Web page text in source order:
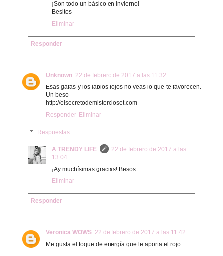
¡Son todo un básico en invierno!
Besitos
Eliminar
Responder
Unknown 22 de febrero de 2017 a las 11:32
Esas gafas y los labios rojos no veas lo que te favorecen.
Un beso
http://elsecretodemistercloset.com
Responder Eliminar
Respuestas
A TRENDY LIFE
22 de febrero de 2017 a las
13:04
¡Ay muchísimas gracias! Besos
Eliminar
Responder
Veronica WOWS 22 de febrero de 2017 a las 11:42
Me gusta el toque de energía que le aporta el rojo.